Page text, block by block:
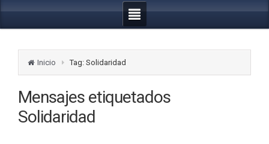
Inicio Tag: Solidaridad
Mensajes etiquetados
Solidaridad